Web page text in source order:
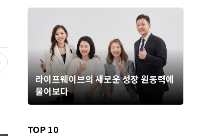
라이프웨이브의 새로운 성장 원동력에
물어보다
TOP 10